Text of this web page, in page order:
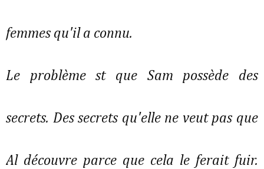
femmes qu'il a connu.
Le problème st que Sam possède des
secrets. Des secrets qu'elle ne veut pas que
Al découvre parce que cela le ferait fuir.